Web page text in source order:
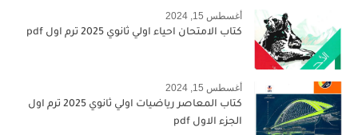
أغسطس 15, 2024
كتاب الامتحان احياء اولي ثانوي 2025 ترم اول pdf
أغسطس 15, 2024
كتاب المعاصر رياضيات اولي ثانوي 2025 ترم اول
الجزء الاول pdf